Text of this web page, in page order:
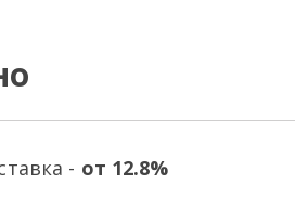
- от 12.8%